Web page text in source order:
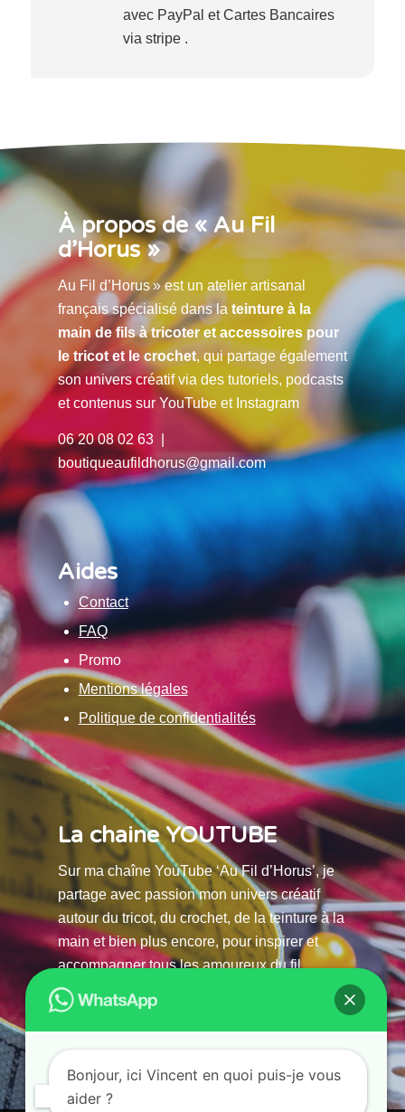
avec PayPal et Cartes Bancaires
via stripe .
À propos de « Au Fil
d’Horus »
Au Fil d’Horus » est un atelier artisanal
français spécialisé dans la teinture à la
main de fils à tricoter et accessoires pour
le tricot et le crochet, qui partage également
son univers créatif via des tutoriels, podcasts
et contenus sur YouTube et Instagram
06 20 08 02 63 |
boutiqueaufildhorus@gmail.com
Aides
Contact
FAQ
Promo
Mentions légales
Politique de confidentialités
La chaine YOUTUBE
Sur ma chaîne YouTube ‘Au Fil d’Horus’, je
partage avec passion mon univers créatif
autour du tricot, du crochet, de la teinture à la
main et bien plus encore, pour inspirer et
accompagner tous les amoureux du fil.
Bonjour, ici Vincent en quoi puis-je vous
aider ?